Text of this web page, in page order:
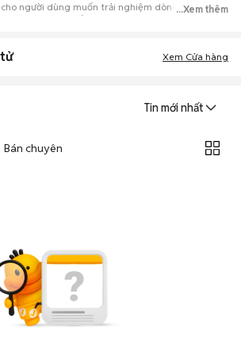
cho người dùng muốn trải nghiệm dòng máy này
với khi mới ra mắt.
nhiều cá nhân muốn lên đời máy, mang đến đa
trạng bảo hành, hình thức máy và màu sắc.
hiệu năng thực tế của máy so với mô tả trên
bên có thể chủ động thỏa thuận giá cả và
chốt giao dịch nhanh chóng khi đạt được
...Xem thêm
Xem Cửa hàng
Tin mới nhất
Bán chuyên